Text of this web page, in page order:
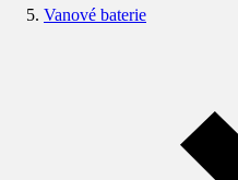
Vanové baterie